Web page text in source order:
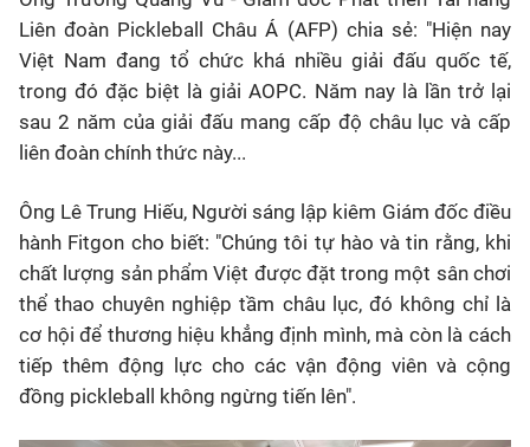
Liên đoàn Pickleball Châu Á (AFP) chia sẻ: "Hiện nay
Việt Nam đang tổ chức khá nhiều giải đấu quốc tế,
trong đó đặc biệt là giải AOPC. Năm nay là lần trở lại
sau 2 năm của giải đấu mang cấp độ châu lục và cấp
liên đoàn chính thức này...
Ông Lê Trung Hiếu, Người sáng lập kiêm Giám đốc điều
hành Fitgon cho biết: "Chúng tôi tự hào và tin rằng, khi
chất lượng sản phẩm Việt được đặt trong một sân chơi
thể thao chuyên nghiệp tầm châu lục, đó không chỉ là
cơ hội để thương hiệu khẳng định mình, mà còn là cách
tiếp thêm động lực cho các vận động viên và cộng
đồng pickleball không ngừng tiến lên".